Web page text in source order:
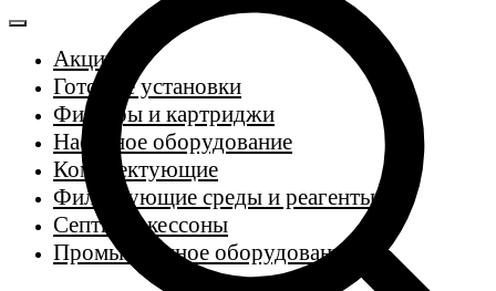
Акции
Готовые установки
Фильтры и картриджи
Насосное оборудование
Комплектующие
Фильтрующие среды и реагенты
Септики, кессоны
Промышленное оборудование